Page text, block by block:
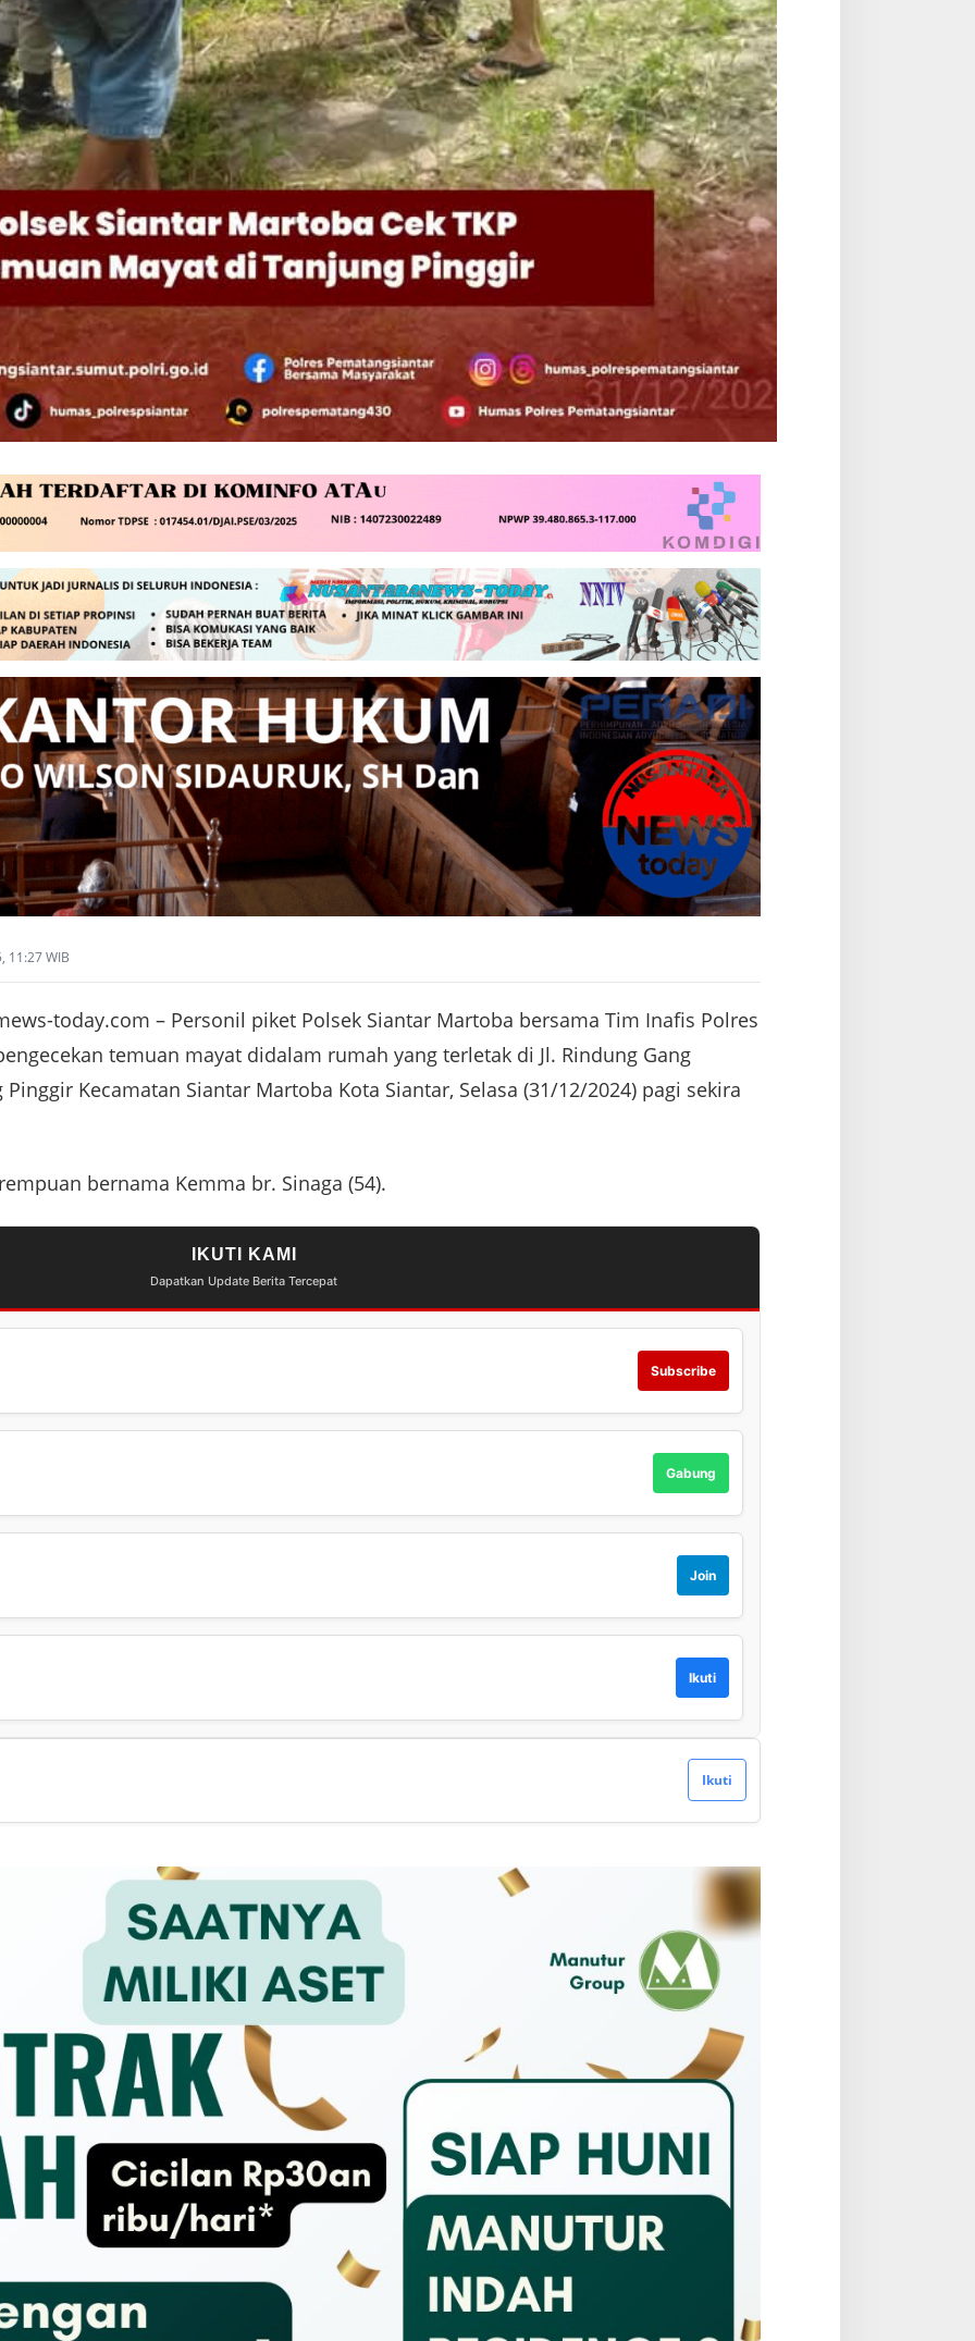
11:27 WIB
today.com – Personil piket Polsek Siantar Martoba bersama Tim Inafis Polres
temuan mayat didalam rumah yang terletak di Jl. Rindung Gang
Kecamatan Siantar Martoba Kota Siantar, Selasa (31/12/2024) pagi sekira
bernama Kemma br. Sinaga (54).
IKUTI KAMI
Dapatkan Update Berita Tercepat
Subscribe
Gabung
Join
Ikuti
Ikuti